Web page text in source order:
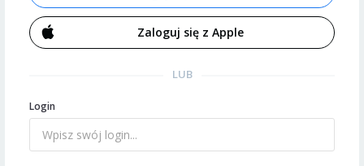
Zaloguj się z Apple
LUB
Login